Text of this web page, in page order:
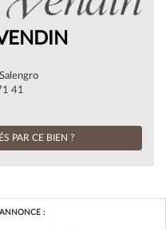
41
PAR CE BIEN ?
ANNONCE :